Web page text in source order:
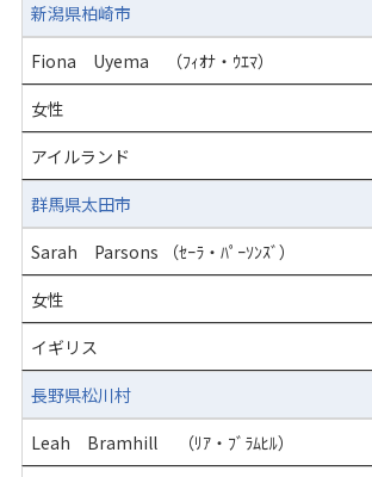
新潟県柏崎市
Fiona Uyema （ﾌｨｵﾅ・ｳｴﾏ）
女性
アイルランド
群馬県太田市
Sarah Parsons （ｾｰﾗ・ﾊﾟｰｿﾝｽﾞ）
女性
イギリス
長野県松川村
Leah Bramhill （ﾘｱ・ﾌﾞﾗﾑﾋﾙ）